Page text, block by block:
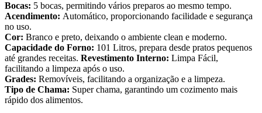
Bocas: 5 bocas, permitindo vários preparos ao mesmo tempo.
Acendimento: Automático, proporcionando facilidade e segurança
no uso.
Cor: Branco e preto, deixando o ambiente clean e moderno.
Capacidade do Forno: 101 Litros, prepara desde pratos pequenos
até grandes receitas. Revestimento Interno: Limpa Fácil,
facilitando a limpeza após o uso.
Grades: Removíveis, facilitando a organização e a limpeza.
Tipo de Chama: Super chama, garantindo um cozimento mais
rápido dos alimentos.